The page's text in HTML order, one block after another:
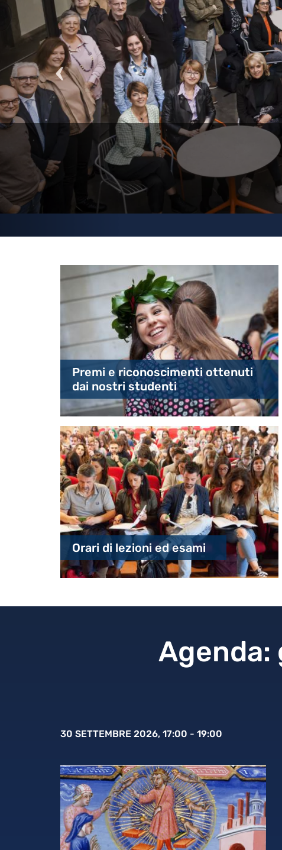
Highlights
Premi e riconoscimenti ottenuti
dai nostri studenti
Orari di lezioni ed esami
30 SETTEMBRE 2026, 17:00 - 19:00